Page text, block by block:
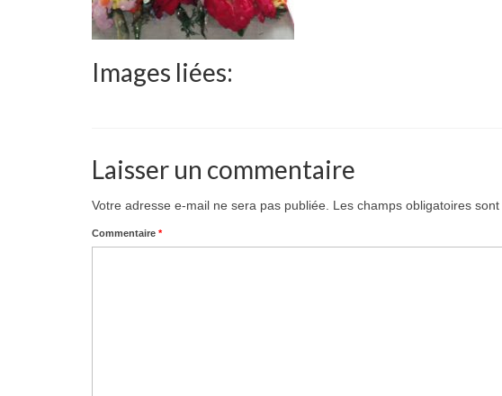
Images liées:
Laisser un commentaire
Votre adresse e-mail ne sera pas publiée. Les champs obligatoires
Commentaire *